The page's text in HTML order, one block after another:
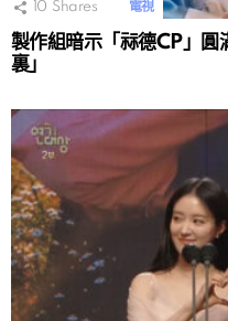
10 Shares 電視
製作組暗示「祘德CP」圓
裏」